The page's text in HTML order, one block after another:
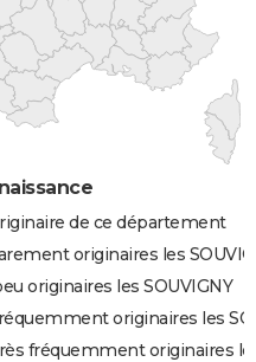
de ce département
originaires les
originaires les SOUVIGNY
originaires les
fréquemment originaires